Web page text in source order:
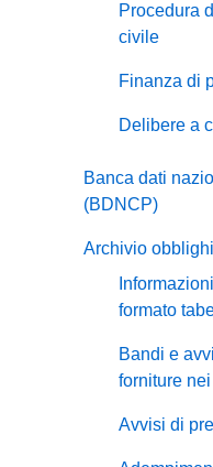
Procedura
civile
Finanza di
Delibere a
Banca dati
(BDNCP)
Archivio
formato
Bandi e
forniture
Avvisi di